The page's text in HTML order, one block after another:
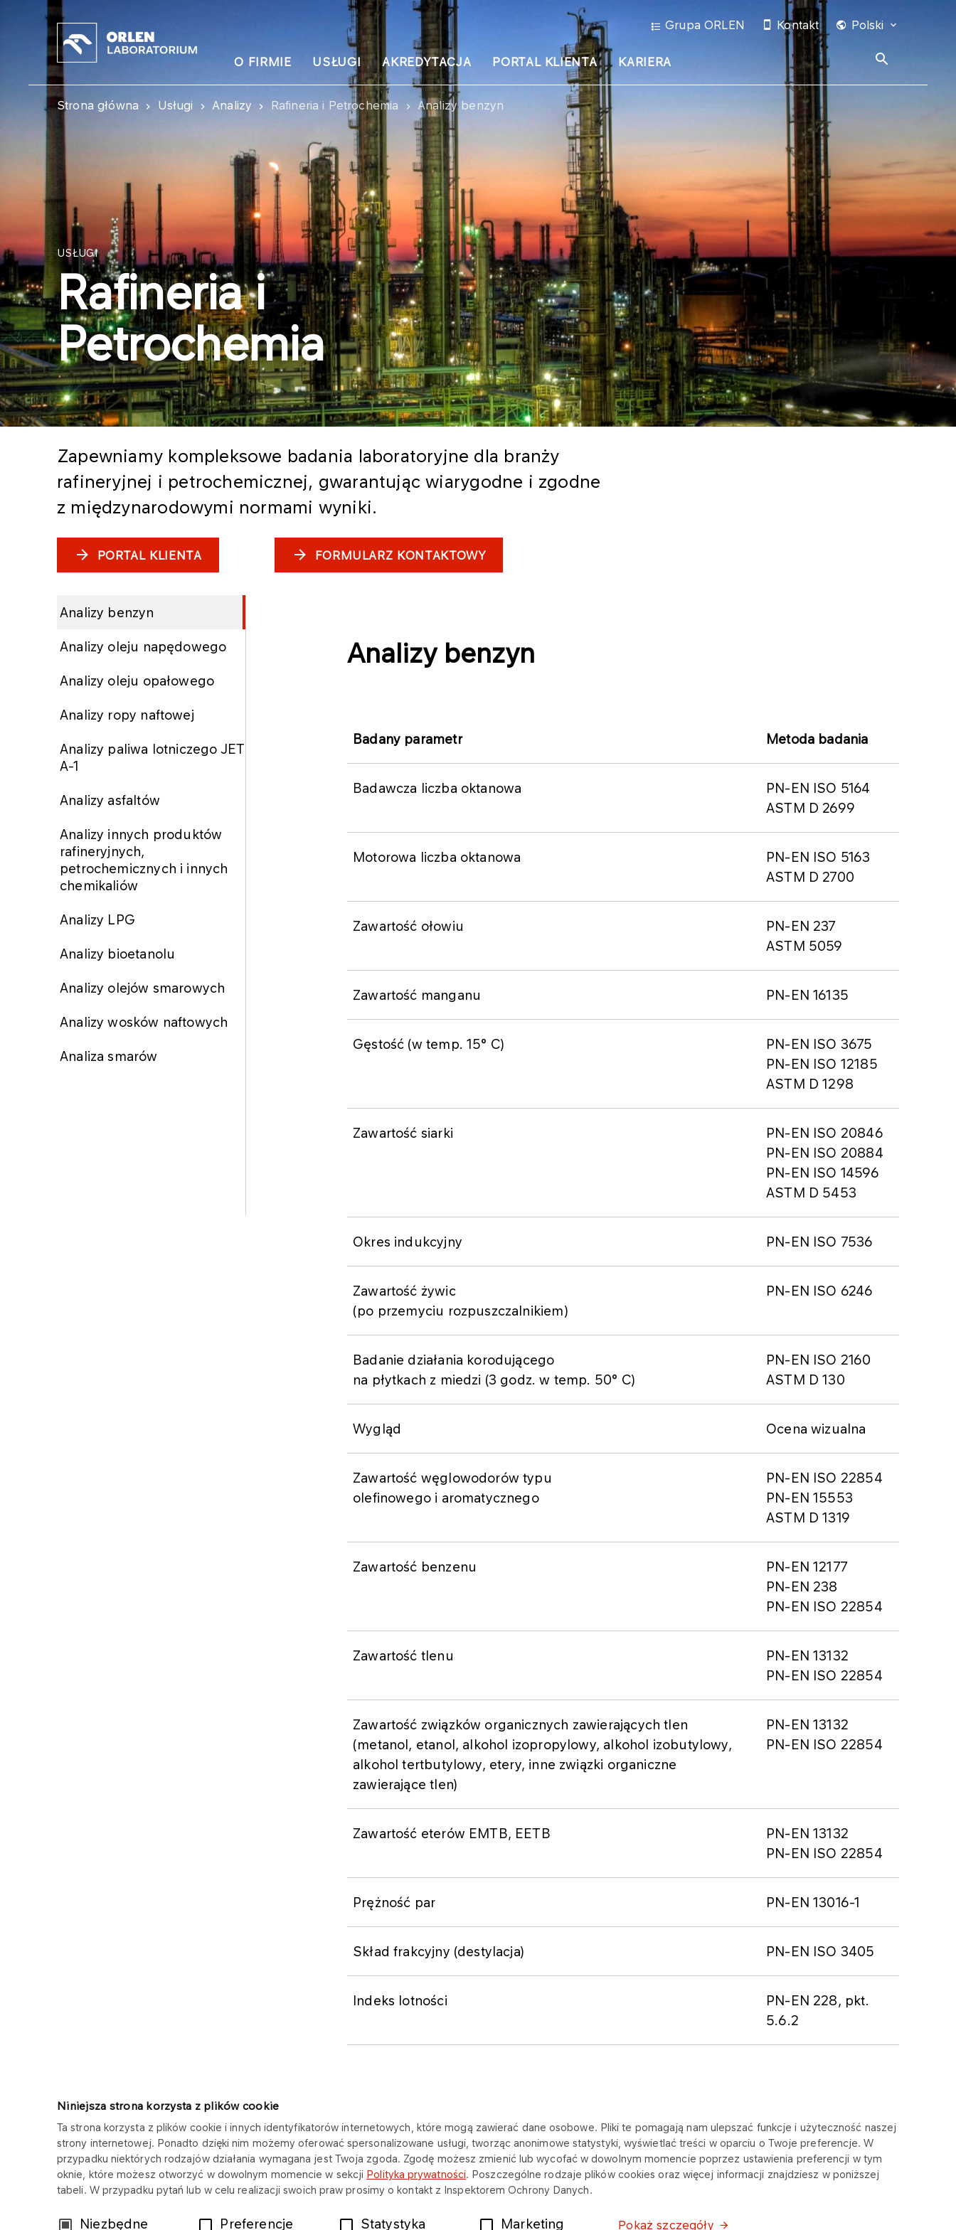
Niniejsza strona korzysta z plików cookie
Ta strona korzysta z plików cookie i innych identyfikatorów internetowych, które mogą zawierać dane osobowe. Pliki te pomagają nam ulepszać funkcje i użyteczność naszej
strony internetowej. Ponadto dzięki nim możemy oferować spersonalizowane usługi, tworząc anonimowe statystyki, wyświetlać treści w oparciu o Twoje preferencje. W
przypadku niektórych rodzajów działania wymagana jest Twoja zgoda. Zgodę możesz zmienić lub wycofać w dowolnym momencie poprzez ustawienia preferencji w tym
oknie, które możesz otworzyć w dowolnym momencie w sekcji Polityka prywatności. Poszczególne rodzaje plików cookies oraz więcej informacji znajdziesz w poniższej
tabeli. W przypadku pytań lub w celu realizacji swoich praw prosimy o kontakt z Inspektorem Ochrony Danych.
WybórNiezbędne Preferencje Statystyka Marketing Pokaż szczegóły
O FIRMIE USŁUGI AKREDYTACJA PORTAL KLIENTA KARIERA
Grupa ORLEN Kontakt Polski
Strona główna Usługi Analizy Rafineria i Petrochemia Analizy benzyn
USŁUGI
Rafineria i
Petrochemia
Zapewniamy kompleksowe badania laboratoryjne dla branży
rafineryjnej i petrochemicznej, gwarantując wiarygodne i zgodne
z międzynarodowymi normami wyniki.
PORTAL KLIENTA FORMULARZ KONTAKTOWY
Analizy benzyn
Analizy oleju napędowego
Analizy oleju opałowego
Analizy ropy naftowej
Analizy paliwa lotniczego JET
A-1
Analizy asfaltów
Analizy innych produktów
rafineryjnych,
petrochemicznych i innych
chemikaliów
Analizy LPG
Analizy bioetanolu
Analizy olejów smarowych
Analizy wosków naftowych
Analiza smarów
Analizy benzyn
Badany parametr Metoda badania
Badawcza liczba oktanowa
PN-EN ISO 5164
ASTM D 2699
Motorowa liczba oktanowa
PN-EN ISO 5163
ASTM D 2700
Zawartość ołowiu
PN-EN 237
ASTM 5059
Zawartość manganu PN-EN 16135
Gęstość (w temp. 15° C)
PN-EN ISO 3675
PN-EN ISO 12185
ASTM D 1298
Zawartość siarki
PN-EN ISO 20846
PN-EN ISO 20884
PN-EN ISO 14596
ASTM D 5453
Okres indukcyjny PN-EN ISO 7536
Zawartość żywic
(po przemyciu rozpuszczalnikiem)
PN-EN ISO 6246
Badanie działania korodującego
na płytkach z miedzi (3 godz. w temp. 50° C)
PN-EN ISO 2160
ASTM D 130
Wygląd Ocena wizualna
Zawartość węglowodorów typu
olefinowego i aromatycznego
PN-EN ISO 22854
PN-EN 15553
ASTM D 1319
Zawartość benzenu
PN-EN 12177
PN-EN 238
PN-EN ISO 22854
Zawartość tlenu
PN-EN 13132
PN-EN ISO 22854
Zawartość związków organicznych zawierających tlen
(metanol, etanol, alkohol izopropylowy, alkohol izobutylowy,
alkohol tertbutylowy, etery, inne związki organiczne
zawierające tlen)
PN-EN 13132
PN-EN ISO 22854
Zawartość eterów EMTB, EETB
PN-EN 13132
PN-EN ISO 22854
Prężność par PN-EN 13016-1
Skład frakcyjny (destylacja) PN-EN ISO 3405
Indeks lotności
PN-EN 228, pkt.
5.6.2
ORLEN LABORATORIUM
Copyright © 2025
NA SKRÓTY
Dokumenty Kontakt